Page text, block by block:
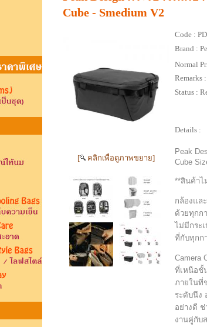
Cube - Smedium V2
[ คลิกเพื่อดูภาพขยาย]
Code :
Brand :
Normal
Remarks :
Status :
Details :
Peak
Cube
**สินค้าไ
กล้องแล
ด้วยทุกก
ไม่มีกระ
ที่กับทุกก
Camera
ที่เหนือชั้
ภายในที่
ระดับนึง
อย่างดี
งานคู่กับ